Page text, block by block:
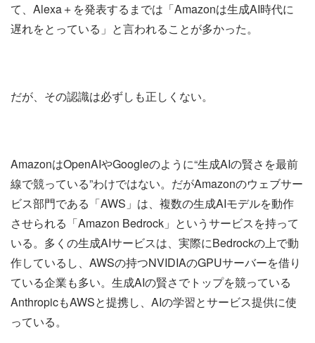
て、Alexa＋を発表するまでは「Amazonは生成AI時代に
遅れをとっている」と言われることが多かった。
だが、その認識は必ずしも正しくない。
AmazonはOpenAIやGoogleのように“生成AIの賢さを最前
線で競っている”わけではない。だがAmazonのウェブサー
ビス部門である「AWS」は、複数の生成AIモデルを動作
させられる「Amazon Bedrock」というサービスを持って
いる。多くの生成AIサービスは、実際にBedrockの上で動
作しているし、AWSの持つNVIDIAのGPUサーバーを借り
ている企業も多い。生成AIの賢さでトップを競っている
AnthropicもAWSと提携し、AIの学習とサービス提供に使
っている。